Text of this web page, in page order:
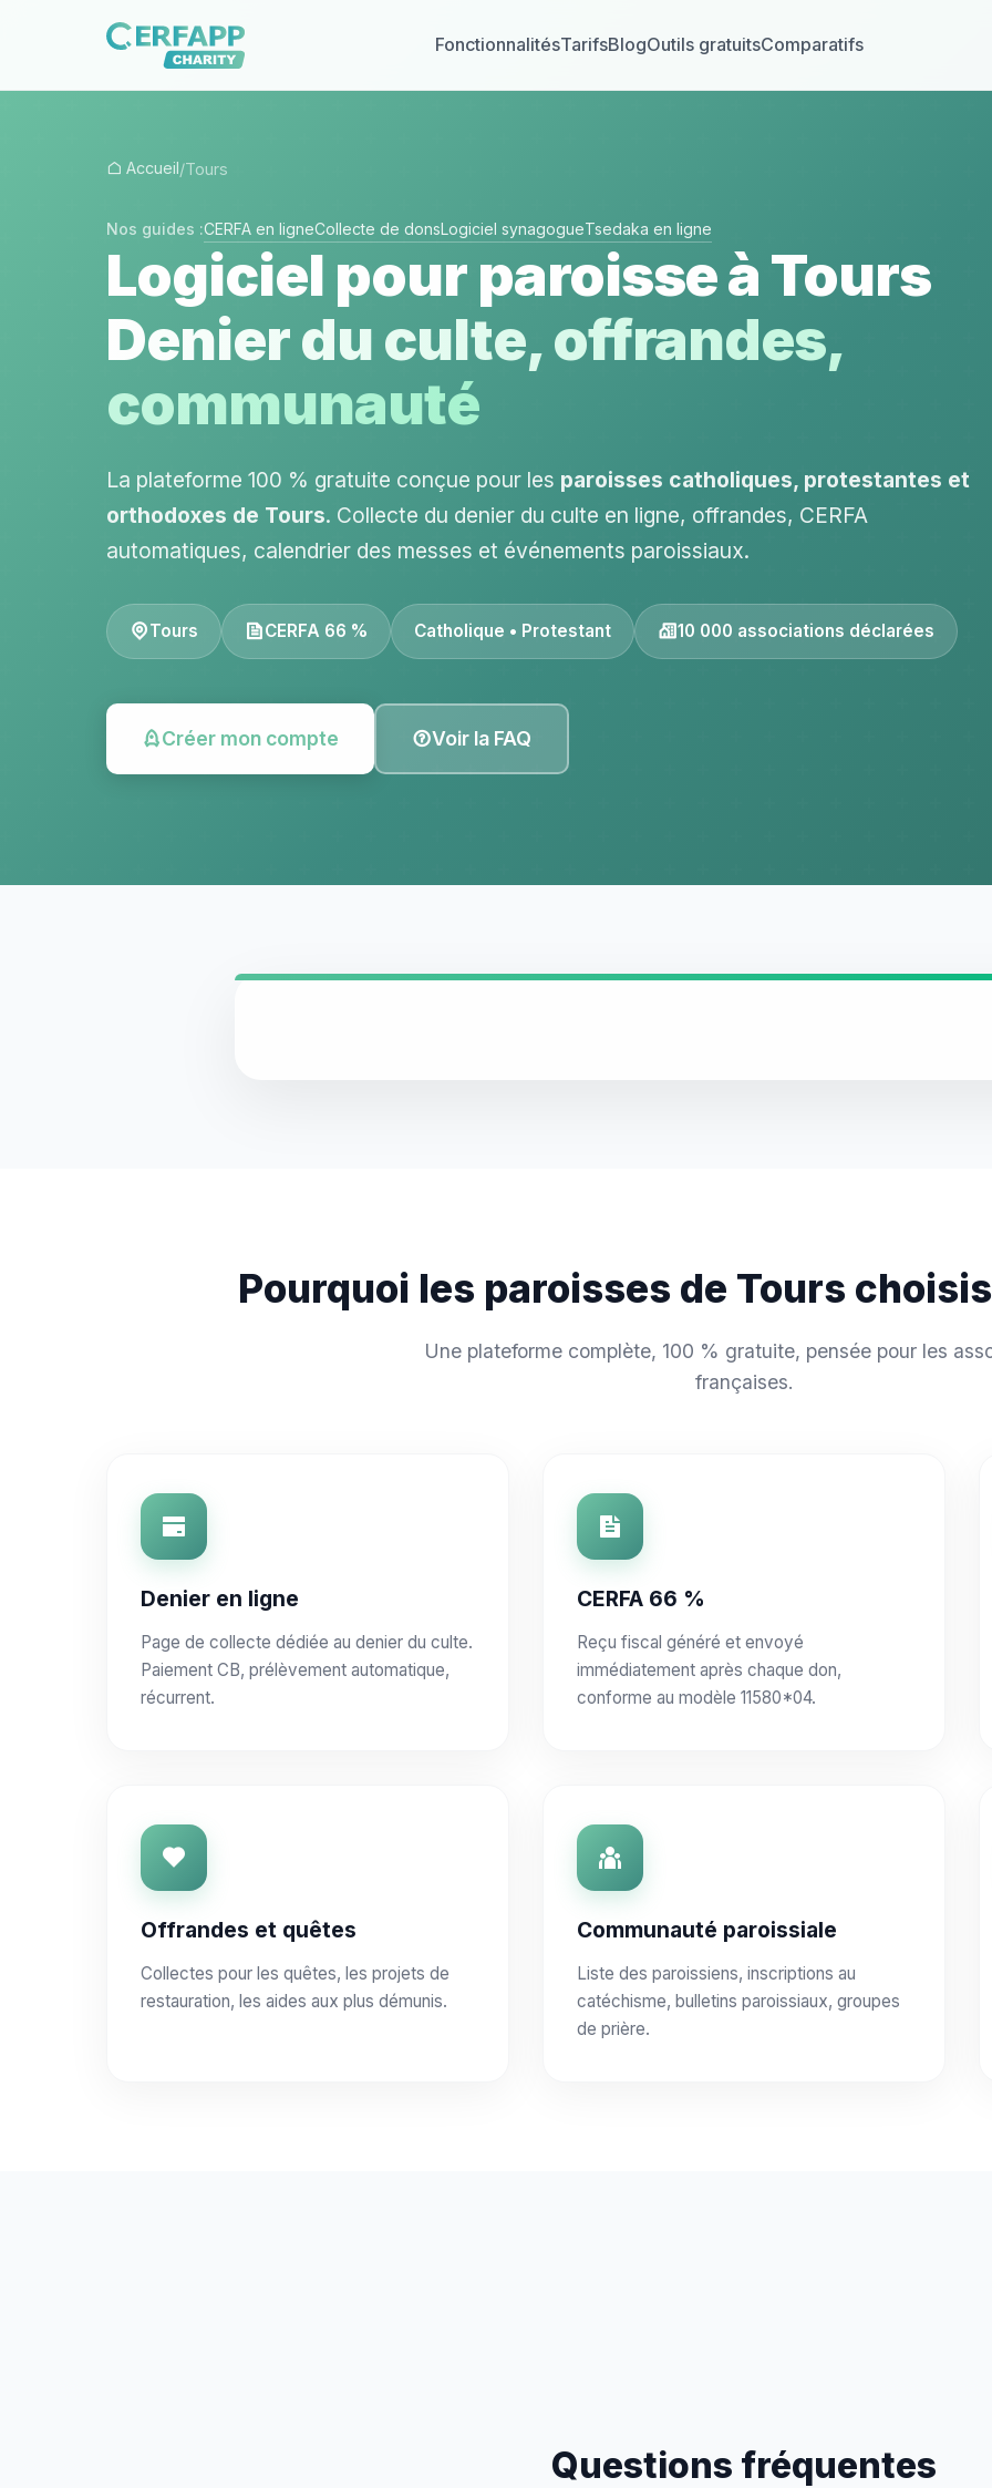
FonctionnalitésTarifsBlogOutils gratuitsComparatifs
Accueil/Tours
Nos guides :CERFA en ligneCollecte de donsLogiciel synagogueTsedaka en ligne
Logiciel pour paroisse à Tours
Denier du culte, offrandes,
communauté
La plateforme 100 % gratuite conçue pour les paroisses catholiques, protestantes et
orthodoxes de Tours. Collecte du denier du culte en ligne, offrandes, CERFA
automatiques, calendrier des messes et événements paroissiaux.
Tours CERFA 66 % Catholique • Protestant 10 000 associations déclarées
Créer mon compte Voir la FAQ
Pourquoi les paroisses de Tours
Une plateforme complète, 100 % gratuite, pensée pour les
françaises.
Denier en ligne
Page de collecte dédiée au denier du culte.
Paiement CB, prélèvement automatique,
récurrent.
CERFA 66 %
Reçu fiscal généré et envoyé
immédiatement après chaque don,
conforme au modèle 11580*04.
Offrandes et quêtes
Collectes pour les quêtes, les projets de
restauration, les aides aux plus démunis.
Communauté paroissiale
Liste des paroissiens, inscriptions au
catéchisme, bulletins paroissiaux, groupes
de prière.
Questions fréquentes